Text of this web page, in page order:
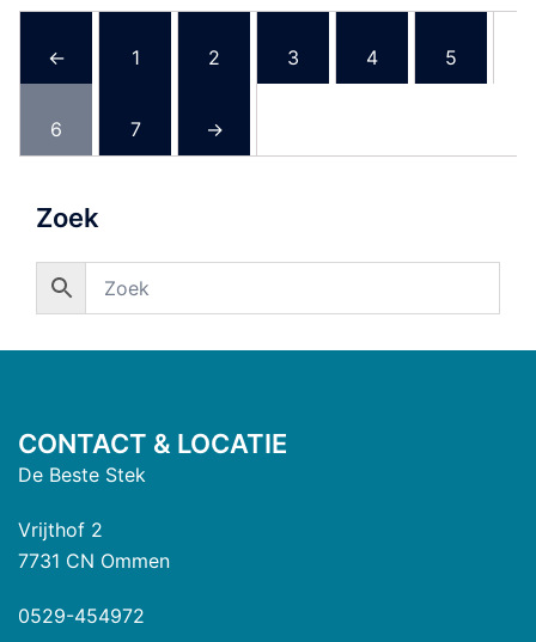
← 1 2 3 4 5
6 7 →
Zoek
CONTACT & LOCATIE
De Beste Stek
Vrijthof 2
7731 CN Ommen
0529-454972